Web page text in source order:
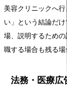
美容クリニックへ
い」という結論だ
場、説明するため
職する場合も残る場
法務・医療広